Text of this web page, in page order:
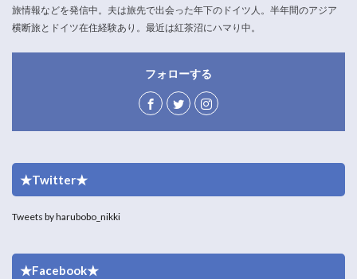
旅情報などを発信中。夫は旅先で出会った年下のドイツ人。半年間のアジア
横断旅とドイツ在住経験あり。最近は紅茶沼にハマり中。
フォローする
★Twitter★
Tweets by harubobo_nikki
★Facebook★